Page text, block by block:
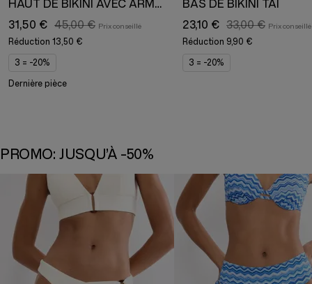
HAUT DE BIKINI AVEC ARMATURE ET BONNETS REMBOURRÉS
31,50 € 45,00 €
Réduction 13,50 €
3 = -20%
Dernière pièce
BAS DE BIKINI TAI
23,10 € 33,00 €
Réduction 9,90 €
3 = -20%
PROMO: JUSQU’À -50%